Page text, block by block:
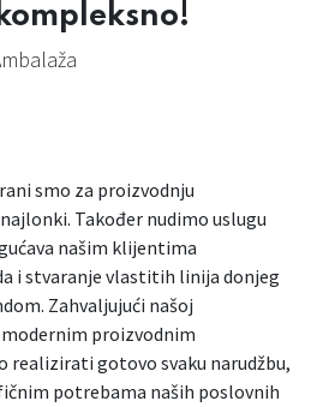
smo za proizvodnju
Također nudimo uslugu
našim klijentima
i stvaranje vlastitih linija donjeg
Zahvaljujući našoj
proizvodnim
realizirati gotovo svaku narudžbu,
potrebama naših poslovnih